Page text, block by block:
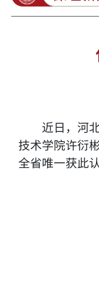
近日，河
技术学院许衍
全省唯一获此